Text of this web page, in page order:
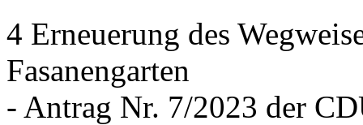
4 Erneuerung des
Fasanengarten
- Antrag Nr. 7/2023 der